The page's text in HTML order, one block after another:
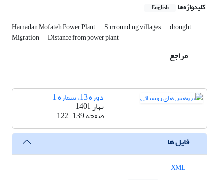
کلیدواژه‌ها English
Hamadan Mofateh Power Plant Surrounding villages drought
Migration Distance from power plant
مراجع
دوره 13، شماره 1
بهار 1401
صفحه122-139
فایل ها